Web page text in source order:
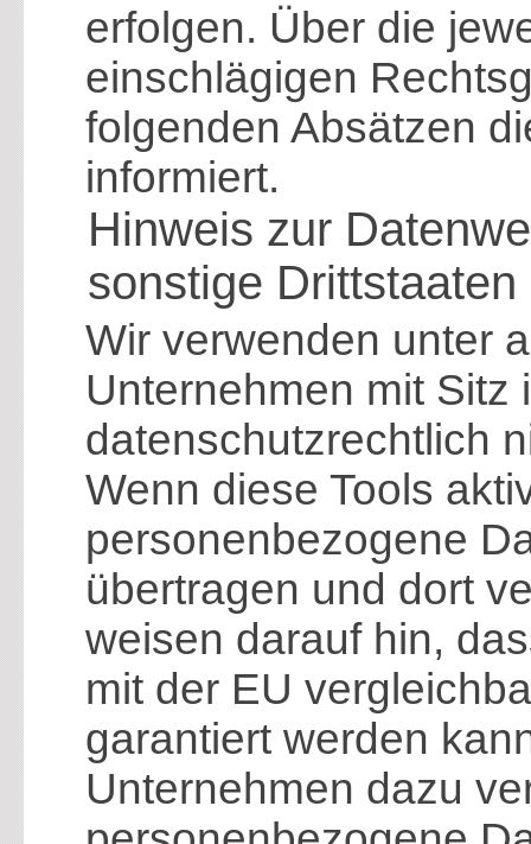
erfolgen. Über die
einschlägigen
folgenden Absätzen
informiert.
Hinweis zur
sonstige Drittstaaten
Wir verwenden unter
Unternehmen mit Sitz
datenschutzrechtlich
Wenn diese Tools
personenbezogene
übertragen und dort
weisen darauf hin,
mit der EU
garantiert werden
Unternehmen dazu